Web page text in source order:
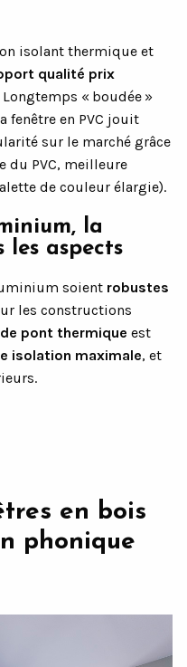
isolant thermique et
qualité prix
« boudée »
fenêtre en PVC jouit
sur le marché grâce
du PVC, meilleure
de couleur élargie).
la
les aspects
soient robustes
les constructions
pont thermique est
isolation maximale, et
en bois
phonique